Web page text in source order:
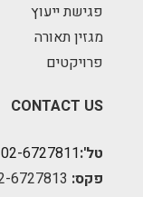
פגישת ייעוץ
מגזין תאורה
פרויקטים
CONTACT US
טל':02-6727811
פקס: